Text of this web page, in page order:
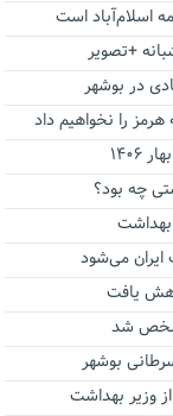
اسلام‌آباد است
+تصویر
در بوشهر
را نخواهیم داد
چه بود؟
می‌شود
شد
بوشهر
وزیر بهداشت